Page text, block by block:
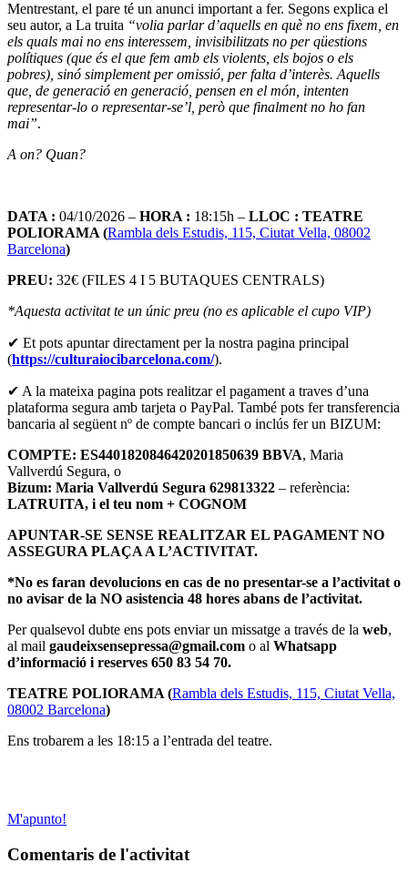
Mentrestant, el pare té un anunci important a fer. Segons explica el
seu autor, a La truita “volia parlar d’aquells en què no ens fixem, en
els quals mai no ens interessem, invisibilitzats no per qüestions
polítiques (que és el que fem amb els violents, els bojos o els
pobres), sinó simplement per omissió, per falta d’interès. Aquells
que, de generació en generació, pensen en el món, intenten
representar-lo o representar-se’l, però que finalment no ho fan
mai”.
A on? Quan?
DATA : 04/10/2026 – HORA : 18:15h – LLOC : TEATRE
POLIORAMA (Rambla dels Estudis, 115, Ciutat Vella, 08002
Barcelona)
PREU: 32€ (FILES 4 I 5 BUTAQUES CENTRALS)
*Aquesta activitat te un únic preu (no es aplicable el cupo VIP)
✔ Et pots apuntar directament per la nostra pagina principal
(https://culturaiocibarcelona.com/).
✔ A la mateixa pagina pots realitzar el pagament a traves d’una
plataforma segura amb tarjeta o PayPal. També pots fer transferencia
bancaria al següent nº de compte bancari o inclús fer un BIZUM:
COMPTE: ES4401820846420201850639 BBVA, Maria
Vallverdú Segura, o
Bizum: Maria Vallverdú Segura 629813322 – referència:
LATRUITA, i el teu nom + COGNOM
APUNTAR-SE SENSE REALITZAR EL PAGAMENT NO
ASSEGURA PLAÇA A L’ACTIVITAT.
*No es faran devolucions en cas de no presentar-se a l’activitat o
no avisar de la NO asistencia 48 hores abans de l’activitat.
Per qualsevol dubte ens pots enviar un missatge a través de la web,
al mail gaudeixsensepressa@gmail.com o al Whatsapp
d’informació i reserves 650 83 54 70.
TEATRE POLIORAMA (Rambla dels Estudis, 115, Ciutat Vella,
08002 Barcelona)
Ens trobarem a les 18:15 a l’entrada del teatre.
M'apunto!
Comentaris de l'activitat